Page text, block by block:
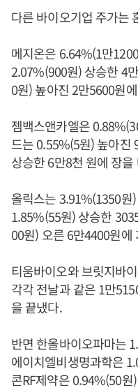
다른 바이오기업 주가는
메지온은 6.64%(1만
2.07%(900원) 상승한 4
0원) 높아진 2만5600원
젬백스앤카엘은
드는 0.55%(5원) 높아진
상승한 6만8천 원에 장을
올릭스는 3.91%(1350원
1.85%(55원) 상승한
00원) 오른 6만4400원에
티움바이오와 브릿지바
각각 전날과 같은 1만
을 끝냈다.
반면 한올바이오파마는
에이치엘비생명과학은
콘RF제약은 0.94%(50